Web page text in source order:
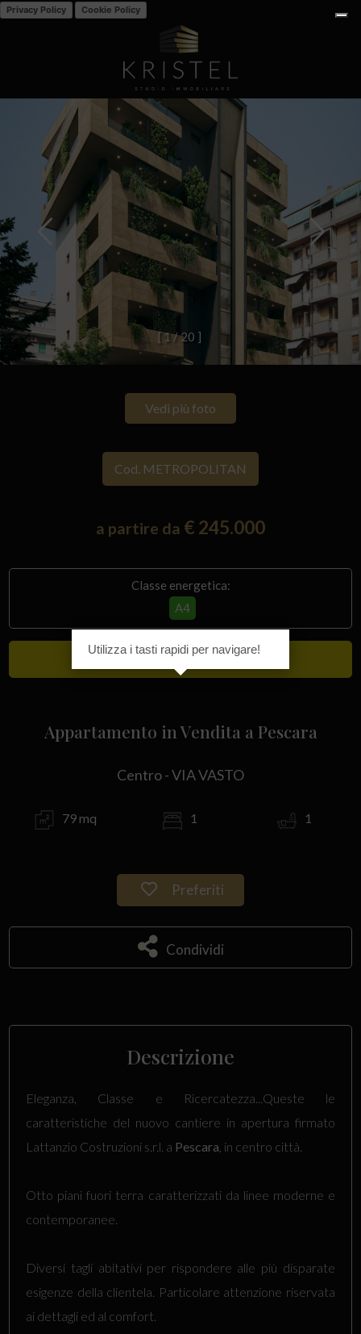
Privacy Policy Cookie Policy
[1/20 ]
Vedi più foto
Cod. METROPOLITAN
a partire da € 245.000
Classe energetica:
A4
Lusso
Appartamento in Vendita a Pescara
Centro - VIA VASTO
79 mq 1 1
Preferiti
Condividi
Descrizione
Eleganza, Classe e Ricercatezza...Queste le
caratteristiche del nuovo cantiere in apertura firmato
Lattanzio Costruzioni s.r.l. a Pescara , in centro città.
Otto piani fuori terra caratterizzati da linee moderne e
contemporanee.
Diversi tagli abitativi per rispondere alle più disparate
esigenze della clientela. Particolare attenzione riservata
ai dettagli ed al comfort.
Utilizza i tasti rapidi per navigare!